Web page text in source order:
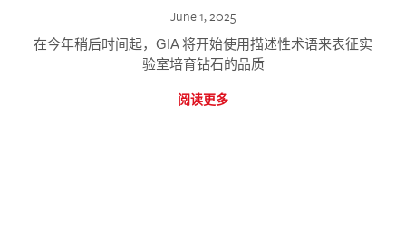
June 1, 2025
在今年稍后时间起，GIA 将开始使用描述性术语来表征实
验室培育钻石的品质
阅读更多